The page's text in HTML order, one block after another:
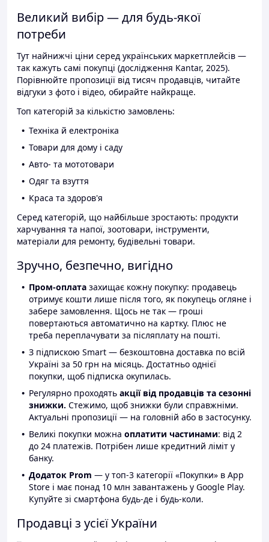
Великий вибір — для будь-якої
потреби
Тут найнижчі ціни серед українських маркетплейсів —
так кажуть самі покупці (дослідження Kantar, 2025).
Порівнюйте пропозиції від тисяч продавців, читайте
відгуки з фото і відео, обирайте найкраще.
Топ категорій за кількістю замовлень:
Техніка й електроніка
Товари для дому і саду
Авто- та мототовари
Одяг та взуття
Краса та здоров'я
Серед категорій, що найбільше зростають: продукти
харчування та напої, зоотовари, інструменти,
матеріали для ремонту, будівельні товари.
Зручно, безпечно, вигідно
Пром-оплата захищає кожну покупку: продавець
отримує кошти лише після того, як покупець огляне і
забере замовлення. Щось не так — гроші
повертаються автоматично на картку. Плюс не
треба переплачувати за післяплату на пошті.
З підпискою Smart — безкоштовна доставка по всій
Україні за 50 грн на місяць. Достатньо однієї
покупки, щоб підписка окупилась.
Регулярно проходять акції від продавців та сезонні
знижки. Стежимо, щоб знижки були справжніми.
Актуальні пропозиції — на головній або в застосунку.
Великі покупки можна оплатити частинами: від 2
до 24 платежів. Потрібен лише кредитний ліміт у
банку.
Додаток Prom — у топ-3 категорії «Покупки» в App
Store і має понад 10 млн завантажень у Google Play.
Купуйте зі смартфона будь-де і будь-коли.
Продавці з усієї України